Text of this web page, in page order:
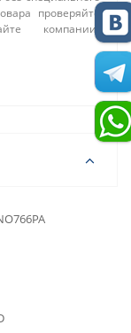
проверяйте
компании-